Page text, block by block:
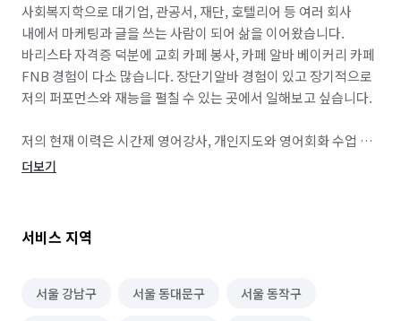
사회복지학으로 대기업, 관공서, 재단, 호텔리어 등 여러 회사
내에서 마케팅과 글을 쓰는 사람이 되어 삶을 이어왔습니다.
바리스타 자격증 덕분에 교회 카페 봉사, 카페 알바 베이커리 카페
FNB 경험이 다소 많습니다. 장단기알바 경험이 있고 장기적으로
저의 퍼포먼스와 재능을 펼칠 수 있는 곳에서 일해보고 싶습니다.
저의 현재 이력은 시간제 영어강사, 개인지도와 영어회화 수업
활동울 진행하고 있으며, 주로 글을 쓰고 영번역을 하고 있습니다.
알라딘에서 ebook으로 <마지막선물 The Last Girt>을 다운
받아 전자책을 읽을 수 있으며 확인✅ 가능하십니다.
👉🏻Instagram _ @heavenlyworldcc
더보기
서비스 지역
서울 강남구 서울 동대문구 서울 동작구